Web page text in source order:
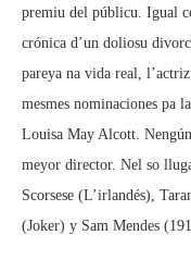
premiu del públicu. Igual
crónica d’un doliosu
pareya na vida real,
mesmes nominaciones pa
Louisa May Alcott.
meyor director. Nel so
Scorsese (L’irlandés),
(Joker) y Sam Mendes